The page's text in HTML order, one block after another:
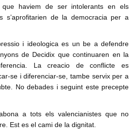
que haviem de ser intolerants en els
s’aprofitarien de la democracia per a
i ideologica es un be a defendre
de Decidix que continuaren en la
La creacio de conflicte es
se i diferenciar-se, tambe servix per a
No debades i seguint este precepte
a tots els valencianistes que no
Est es el cami de la dignitat.